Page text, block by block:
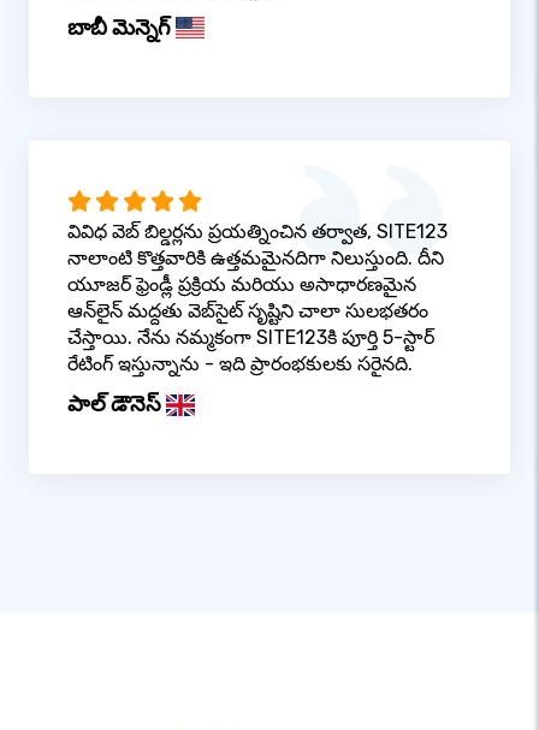
బాబీ మెన్నెగ్
వివిధ వెబ్ బిల్డర్లను ప్రయత్నించిన తర్వాత, SITE123
నాలాంటి కొత్తవారికి ఉత్తమమైనదిగా నిలుస్తుంది. దీని
యూజర్ ఫ్రెండ్లీ ప్రక్రియ మరియు అసాధారణమైన
ఆన్‌లైన్ మద్దతు వెబ్‌సైట్ సృష్టిని చాలా సులభతరం
చేస్తాయి. నేను నమ్మకంగా SITE123కి పూర్తి 5-స్టార్
రేటింగ్ ఇస్తున్నాను - ఇది ప్రారంభకులకు సరైనది.
పాల్ డౌనెస్